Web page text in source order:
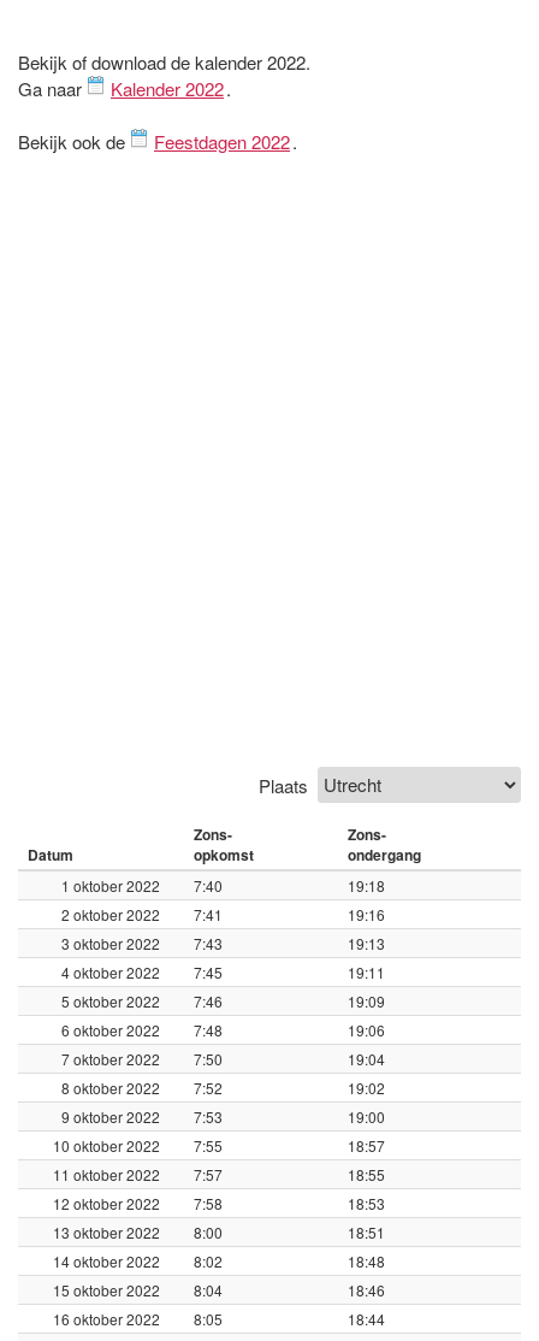
Bekijk of download de kalender 2022.
Ga naar
Kalender 2022.
Bekijk ook de Feestdagen 2022.
Plaats
Datum
Zons-
opkomst
Zons-
ondergang
1 oktober 2022 7:40
19:18
2 oktober 2022
7:41
19:16
3 oktober 2022
7:43
19:13
4 oktober 2022
7:45
19:11
5 oktober 2022
7:46
19:09
6 oktober 2022
7:48
19:06
7 oktober 2022
7:50
19:04
8 oktober 2022
7:52
19:02
9 oktober 2022
7:53
19:00
10 oktober 2022
7:55
18:57
11 oktober 2022
7:57
18:55
12 oktober 2022
7:58
18:53
13 oktober 2022
8:00
18:51
14 oktober 2022
8:02
18:48
15 oktober 2022
8:04
18:46
16 oktober 2022
8:05
18:44